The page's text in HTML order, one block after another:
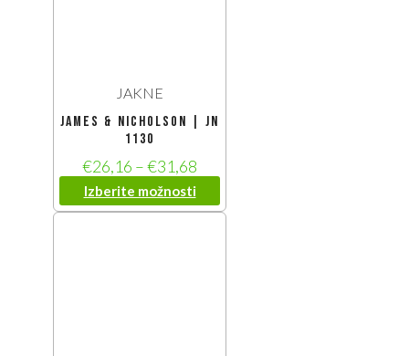
JAKNE
James & Nicholson | JN
1130
€26,16 –€31,68
Izberite možnosti